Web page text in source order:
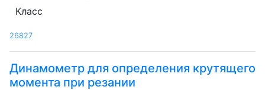
Класс
26827
Динамометр для определения крутящего
момента при резании